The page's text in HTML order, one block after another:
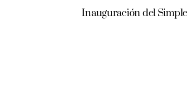
Inauguración del